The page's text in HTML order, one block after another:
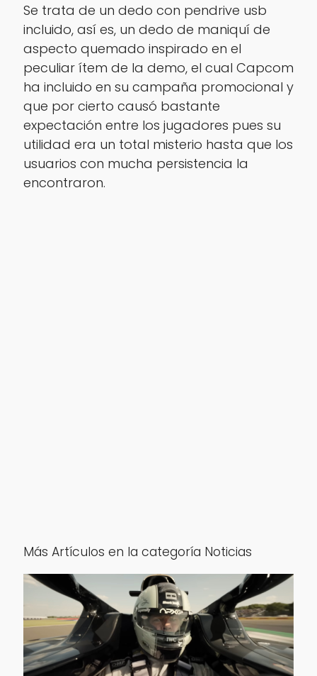
Se trata de un dedo con pendrive usb
incluido, así es, un dedo de maniquí de
aspecto quemado inspirado en el
peculiar ítem de la demo, el cual Capcom
ha incluido en su campaña promocional y
que por cierto causó bastante
expectación entre los jugadores pues su
utilidad era un total misterio hasta que los
usuarios con mucha persistencia la
encontraron.
Más Artículos en la categoría Noticias